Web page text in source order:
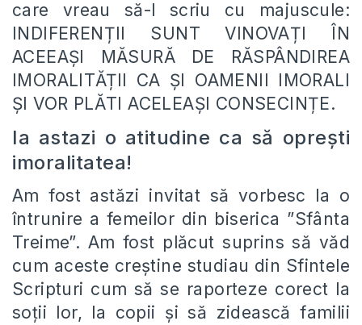
care vreau să-l scriu cu majuscule:
INDIFERENȚII SUNT VINOVAȚI ÎN
ACEEAȘI MĂSURĂ DE RĂSPÂNDIREA
IMORALITĂȚII CA ȘI OAMENII IMORALI
ȘI VOR PLĂTI ACELEAȘI CONSECINȚE.
Ia astazi o atitudine ca să oprești
imoralitatea!
Am fost astăzi invitat să vorbesc la o
întrunire a femeilor din biserica ”Sfânta
Treime”. Am fost plăcut suprins să văd
cum aceste creștine studiau din Sfintele
Scripturi cum să se raporteze corect la
soții lor, la copii și să zidească familii